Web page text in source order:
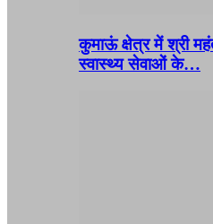
कुमाऊं क्षेत्र में श्री
स्वास्थ्य सेवाओं के…